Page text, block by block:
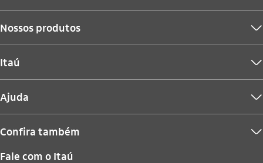
Nossos produtos seta_baixo
Itaú seta_baixo
Ajuda seta_baixo
Confira também seta_baixo
Fale com o Itaú